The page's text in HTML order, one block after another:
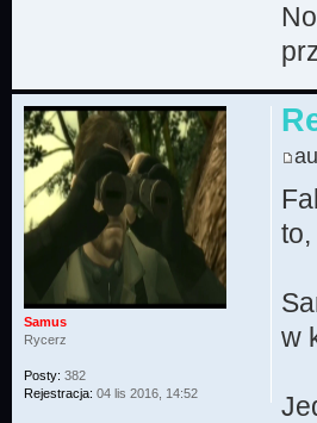
to,
w
Samus
Rycerz
Posty: 382
Rejestracja: 04 lis 2016, 14:52